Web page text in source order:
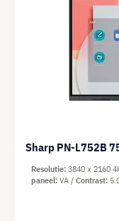
Sharp PN-L752B
Resolutie 3840 x 2160
paneel VA Contrast